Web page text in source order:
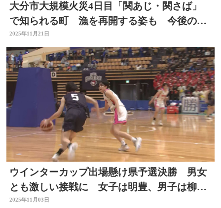
大分市大規模火災4日目「関あじ・関さば」
で知られる町 漁を再開する姿も 今後の影
響を懸念
2025年11月21日
ウインターカップ出場懸け県予選決勝 男女
とも激しい接戦に 女子は明豊、男子は柳ヶ
浦が全国へ
2025年11月03日